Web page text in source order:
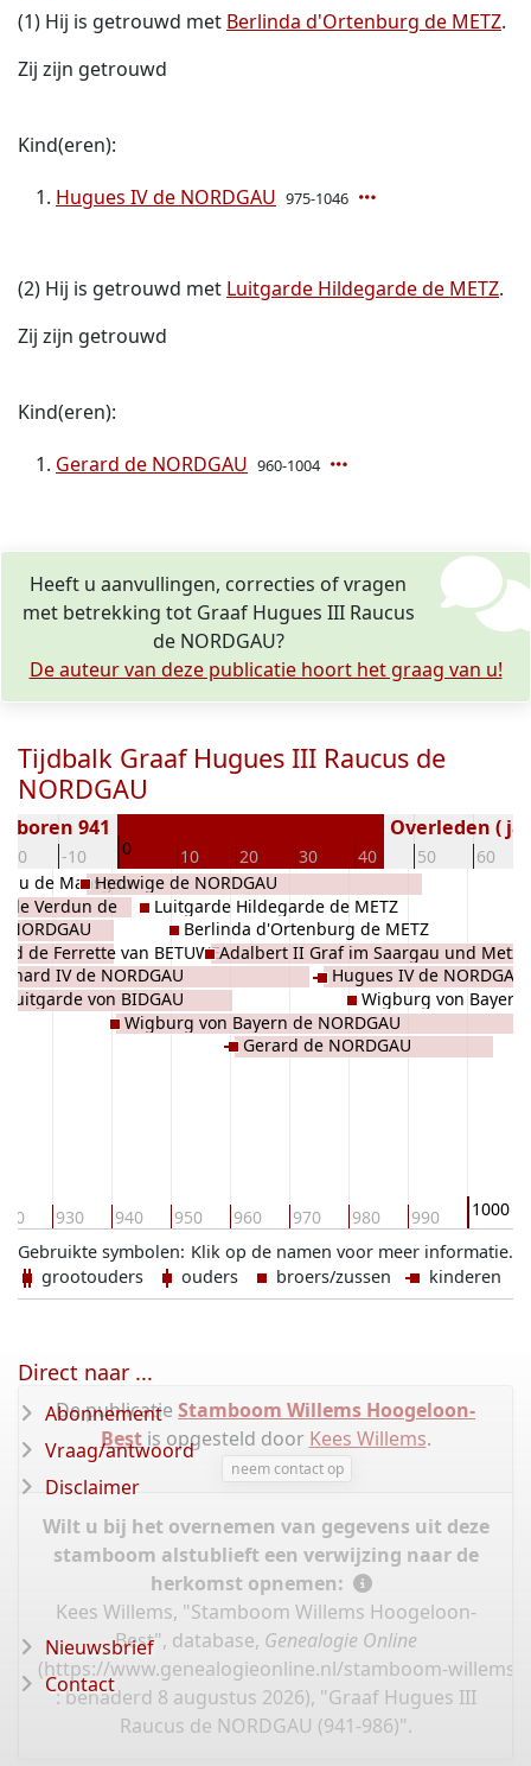
(1) Hij is getrouwd met Berlinda d'Ortenburg de METZ.
Zij zijn getrouwd
Kind(eren):
Hugues IV de NORDGAU 975-1046
(2) Hij is getrouwd met Luitgarde Hildegarde de METZ.
Zij zijn getrouwd
Kind(eren):
Gerard de NORDGAU 960-1004
Heeft u aanvullingen, correcties of vragen
met betrekking tot Graaf Hugues III Raucus
de NORDGAU?
De auteur van deze publicatie hoort het graag van u!
Tijdbalk Graaf Hugues III Raucus de
NORDGAU
-20 -10 0 10 20 30 40 50 60
941 Overleden (
930 940 950 960 970 980 990 1000
de Maasgau
de Verdun de
de Ferrette van BETUWE
IV de NORDGAU
Luitgarde von BIDGAU
Hedwige de NORDGAU
Wigburg von Bayern de NORDGAU
Luitgarde Hildegarde de METZ
Berlinda d'Ortenburg de METZ
Adalbert II Graf im Saargau und Metz
Gerard de NORDGAU
Hugues IV de NORDGAU
Wigburg von Bayern
Klik op de namen voor meer informatie.
Gebruikte symbolen:
grootouders
ouders broers/zussen kinderen
De publicatie Stamboom Willems Hoogeloon-
Bestis opgesteld door Kees Willems.
neem contact op
Wilt u bij het overnemen van gegevens uit deze
stamboom alstublieft een verwijzing naar de
herkomst opnemen:
Kees Willems, "Stamboom Willems Hoogeloon-
Best", database, Genealogie Online
(https://www.genealogieonline.nl/stamboom-willems-
: benaderd 8 augustus 2026), "Graaf Hugues III
Raucus de NORDGAU (941-986)".
Direct naar ...
Abonnement
Vraag/antwoord
Disclaimer
Nieuwsbrief
Contact